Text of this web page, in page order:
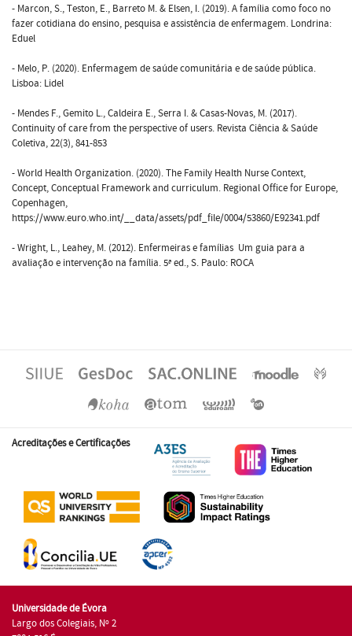
- Marcon, S., Teston, E., Barreto M. & Elsen, I. (2019). A família como foco no
fazer cotidiana do ensino, pesquisa e assistência de enfermagem. Londrina:
Eduel
- Melo, P. (2020). Enfermagem de saúde comunitária e de saúde pública.
Lisboa: Lidel
- Mendes F., Gemito L., Caldeira E., Serra I. & Casas-Novas, M. (2017).
Continuity of care from the perspective of users. Revista Ciência & Saúde
Coletiva, 22(3), 841-853
- World Health Organization. (2020). The Family Health Nurse Context,
Concept, Conceptual Framework and curriculum. Regional Office for Europe,
Copenhagen,
https://www.euro.who.int/__data/assets/pdf_file/0004/53860/E92341.pdf
- Wright, L., Leahey, M. (2012). Enfermeiras e famílias  Um guia para a
avaliação e intervenção na família. 5ª ed., S. Paulo: ROCA
Acreditações e Certificações
Universidade de Évora
Largo dos Colegiais, Nº 2